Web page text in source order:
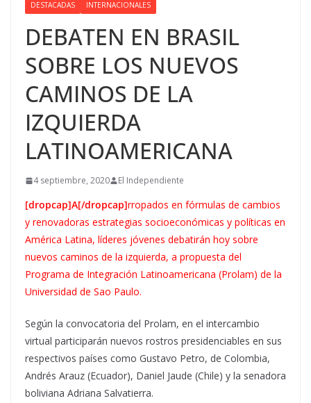
DESTACADAS INTERNACIONALES
DEBATEN EN BRASIL
SOBRE LOS NUEVOS
CAMINOS DE LA
IZQUIERDA
LATINOAMERICANA
4 septiembre, 2020 El Independiente
[dropcap]A[/dropcap]rropados en fórmulas de cambios
y renovadoras estrategias socioeconómicas y políticas en
América Latina, líderes jóvenes debatirán hoy sobre
nuevos caminos de la izquierda, a propuesta del
Programa de Integración Latinoamericana (Prolam) de la
Universidad de Sao Paulo.
Según la convocatoria del Prolam, en el intercambio
virtual participarán nuevos rostros presidenciables en sus
respectivos países como Gustavo Petro, de Colombia,
Andrés Arauz (Ecuador), Daniel Jaude (Chile) y la senadora
boliviana Adriana Salvatierra.